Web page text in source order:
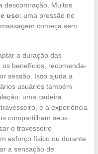
descontração. Muitos
uso: uma pressão no
começa sem
a duração das
benefícios, recomenda-
sessão. Isso ajuda a
usuários também
uma cadeira
e a experiência
compartilham seus
o travesseiro
esforço físico ou durante
a sensação de